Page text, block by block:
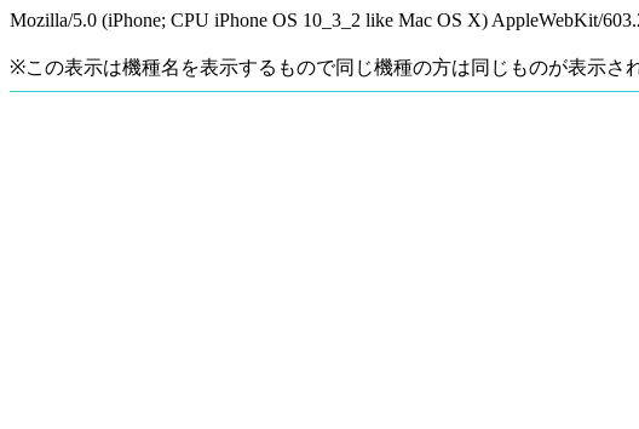
Mozilla/5.0 (iPhone; CPU iPhone OS 10_3_2 like Mac OS X) AppleWebKit/
※この表示は機種名を表示するもので同じ機種の方は同じものが表示さ